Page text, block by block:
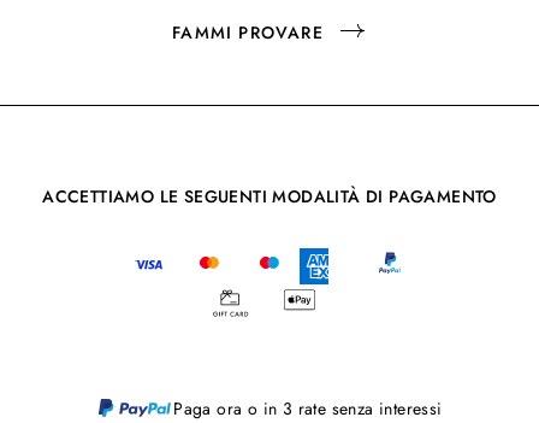
FAMMI PROVARE
ACCETTIAMO LE SEGUENTI MODALITÀ DI PAGAMENTO
Paga ora o in 3 rate senza interessi